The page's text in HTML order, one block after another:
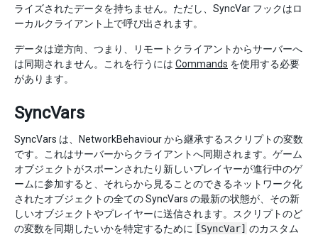
ライズされたデータを持ちません。ただし、SyncVar フックはロ
ーカルクライアント上で呼び出されます。
データは逆方向、つまり、リモートクライアントからサーバーへ
は同期されません。これを行うには Commands を使用する必要
があります。
SyncVars
SyncVars は、NetworkBehaviour から継承するスクリプトの変数
です。これはサーバーからクライアントへ同期されます。ゲーム
オブジェクトがスポーンされたり新しいプレイヤーが進行中のゲ
ームに参加すると、それらから見ることのできるネットワーク化
されたオブジェクトの全ての SyncVars の最新の状態が、その新
しいオブジェクトやプレイヤーに送信されます。スクリプトのど
の変数を同期したいかを特定するために [SyncVar] のカスタム